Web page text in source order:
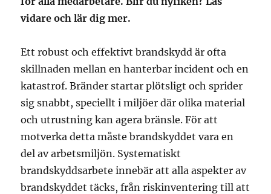
vidare och lär dig mer.
Ett robust och effektivt brandskydd är ofta
skillnaden mellan en hanterbar incident och en
katastrof. Bränder startar plötsligt och sprider
sig snabbt, speciellt i miljöer där olika material
och utrustning kan agera bränsle. För att
motverka detta måste brandskyddet vara en
del av arbetsmiljön. Systematiskt
brandskyddsarbete innebär att alla aspekter av
brandskyddet täcks, från riskinventering till att